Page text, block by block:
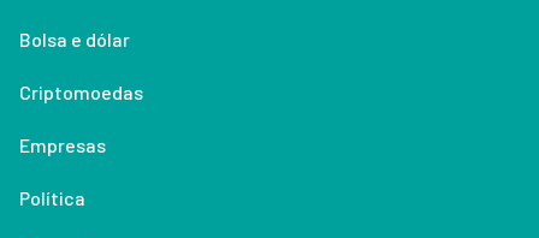
Bolsa e dólar
Criptomoedas
Empresas
Política